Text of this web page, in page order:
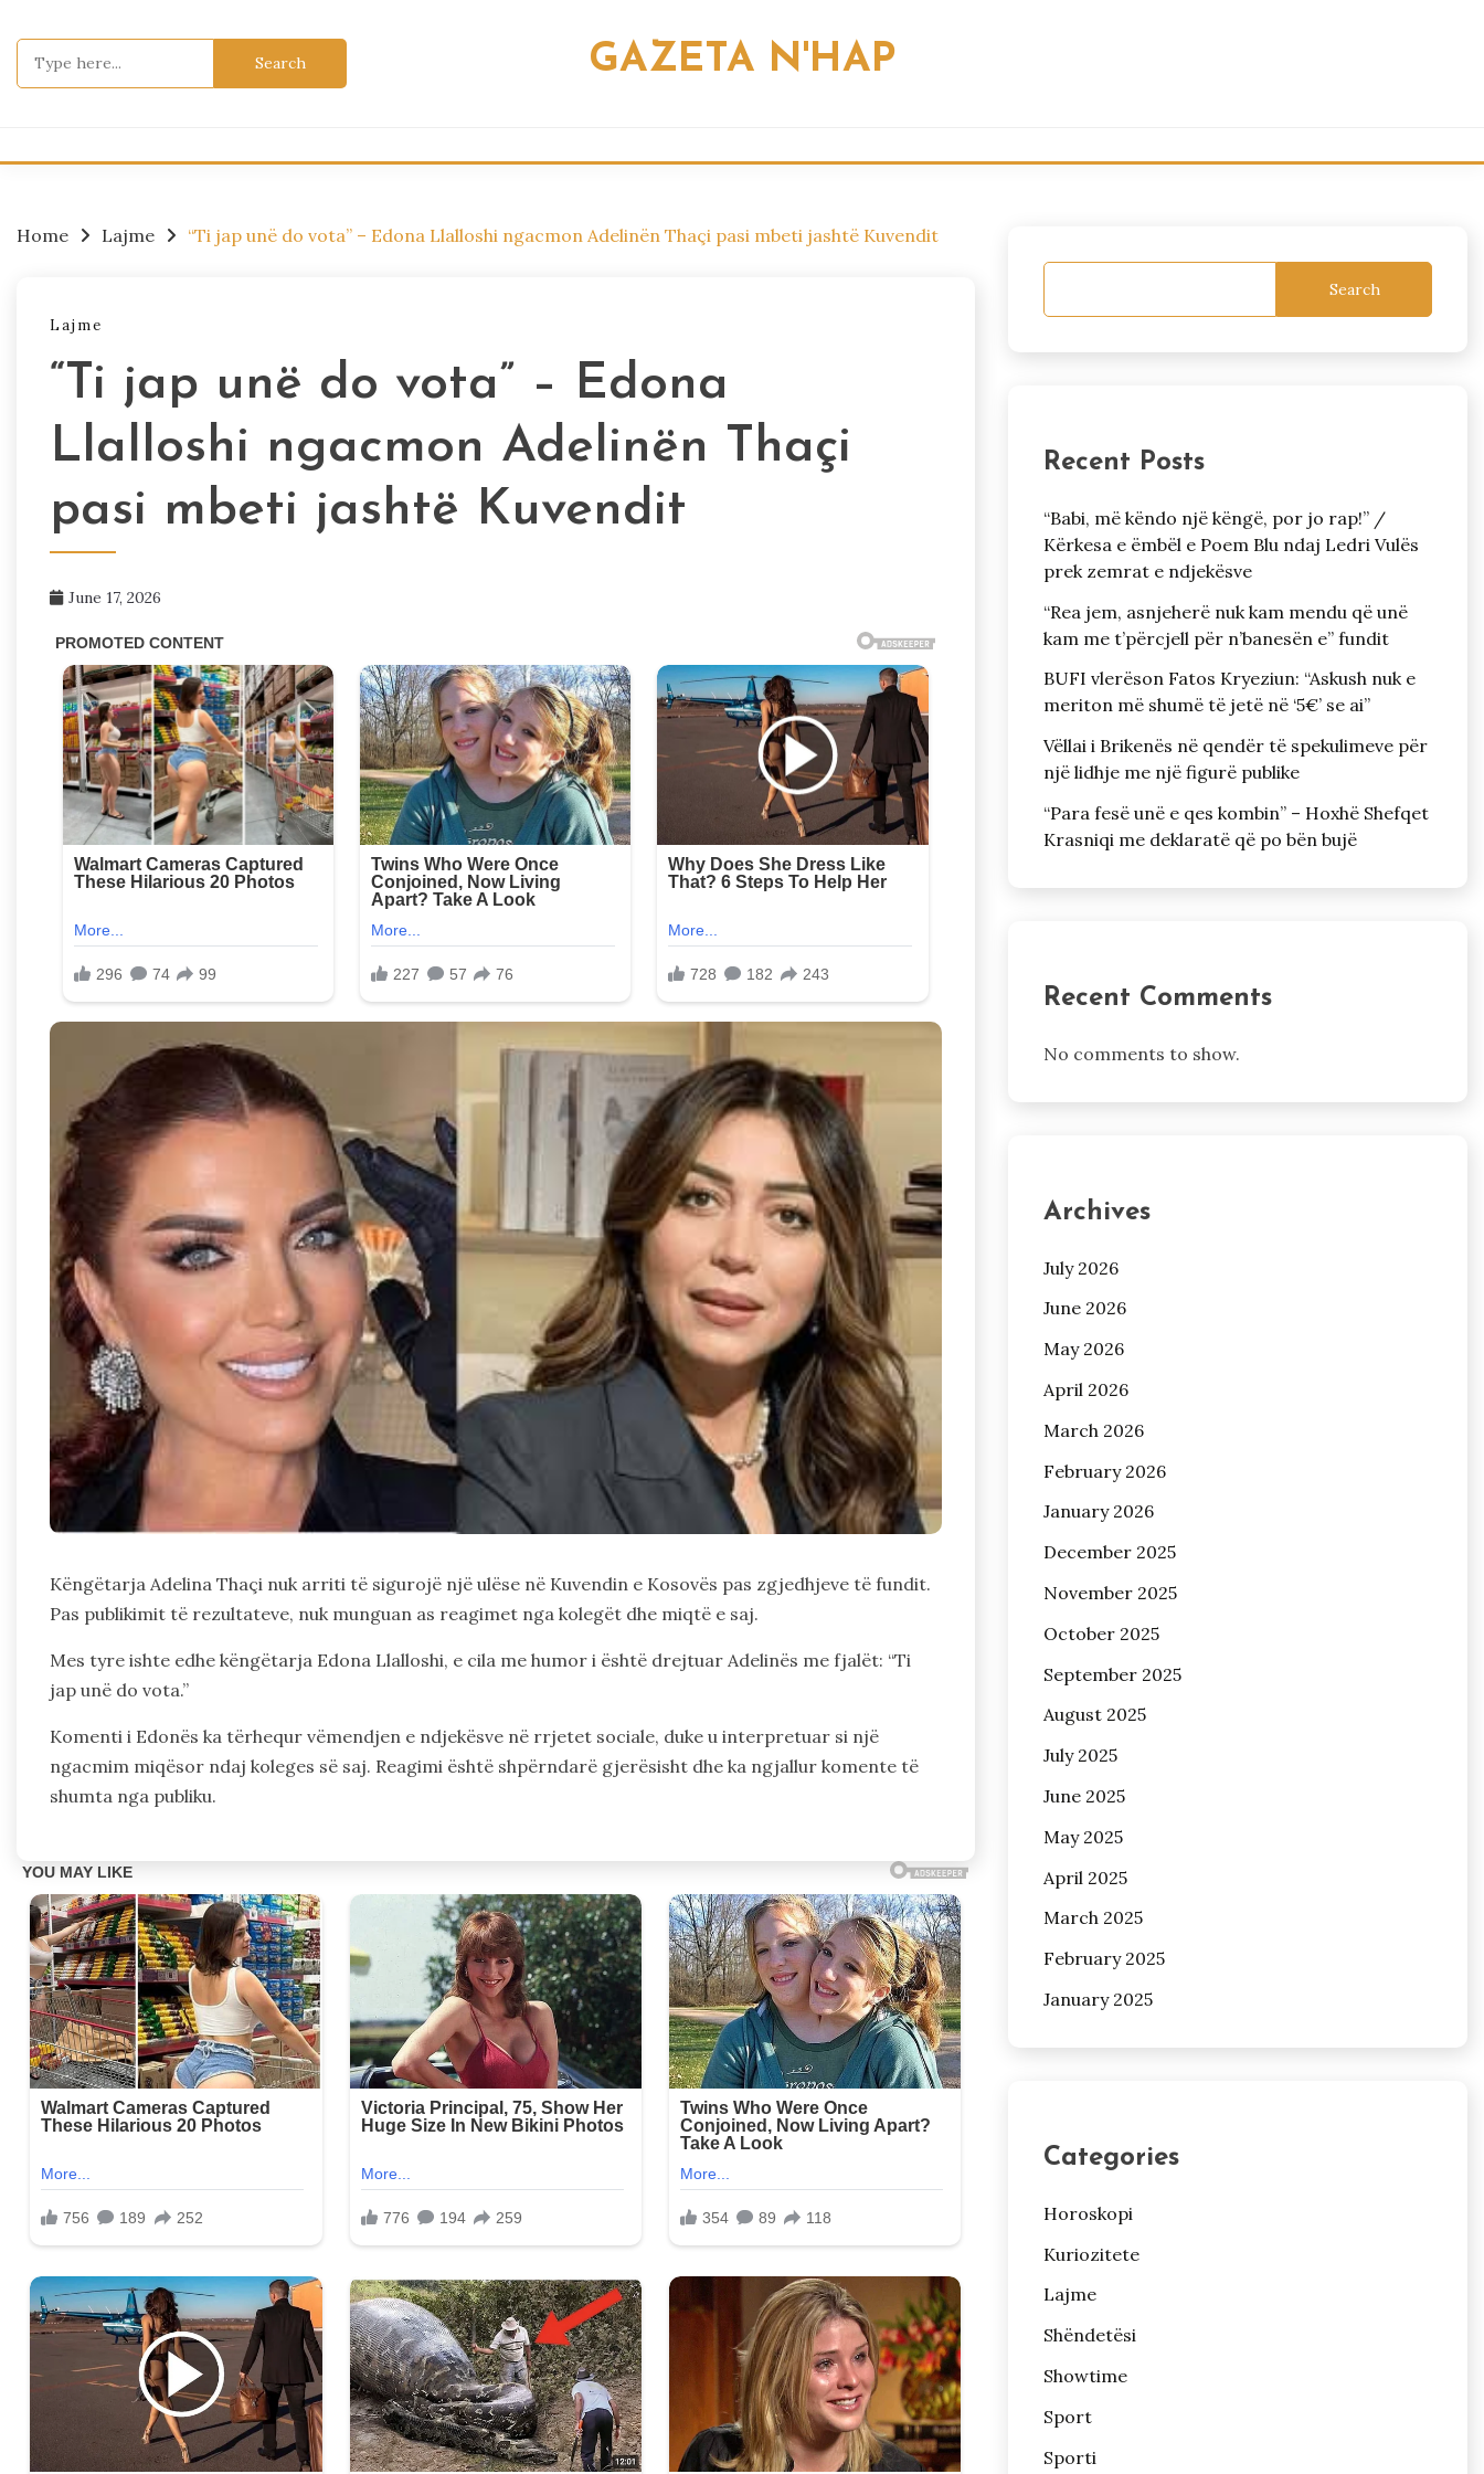
to
content
GAZETA N'HAP
Home Lajme “Ti jap unë do vota” – Edona Llalloshi ngacmon Adelinën Thaçi pasi mbeti jashtë Kuvendit
Lajme
“Ti jap unë do vota” – Edona
Llalloshi ngacmon Adelinën Thaçi
pasi mbeti jashtë Kuvendit
June 17, 2026
Këngëtarja Adelina Thaçi nuk arriti të sigurojë një ulëse në Kuvendin e Kosovës pas zgjedhjeve të fundit.
Pas publikimit të rezultateve, nuk munguan as reagimet nga kolegët dhe miqtë e saj.
Mes tyre ishte edhe këngëtarja Edona Llalloshi, e cila me humor i është drejtuar Adelinës me fjalët: “Ti
jap unë do vota.”
Komenti i Edonës ka tërhequr vëmendjen e ndjekësve në rrjetet sociale, duke u interpretuar si një
ngacmim miqësor ndaj koleges së saj. Reagimi është shpërndarë gjerësisht dhe ka ngjallur komente të
shumta nga publiku.
Search
Recent Posts
“Babi, më këndo një këngë, por jo rap!” /
Kërkesa e ëmbël e Poem Blu ndaj Ledri Vulës
prek zemrat e ndjekësve
“Rea jem, asnjeherë nuk kam mendu që unë
kam me t’përcjell për n’banesën e” fundit
BUFI vlerëson Fatos Kryeziun: “Askush nuk e
meriton më shumë të jetë në ‘5€’ se ai”
Vëllai i Brikenës në qendër të spekulimeve për
një lidhje me një figurë publike
“Para fesë unë e qes kombin” – Hoxhë Shefqet
Krasniqi me deklaratë që po bën bujë
Recent Comments
No comments to show.
Archives
July 2026
June 2026
May 2026
April 2026
March 2026
February 2026
January 2026
December 2025
November 2025
October 2025
September 2025
August 2025
July 2025
June 2025
May 2025
April 2025
March 2025
February 2025
January 2025
Categories
Horoskopi
Kuriozitete
Lajme
Shëndetësi
Showtime
Sport
Sporti